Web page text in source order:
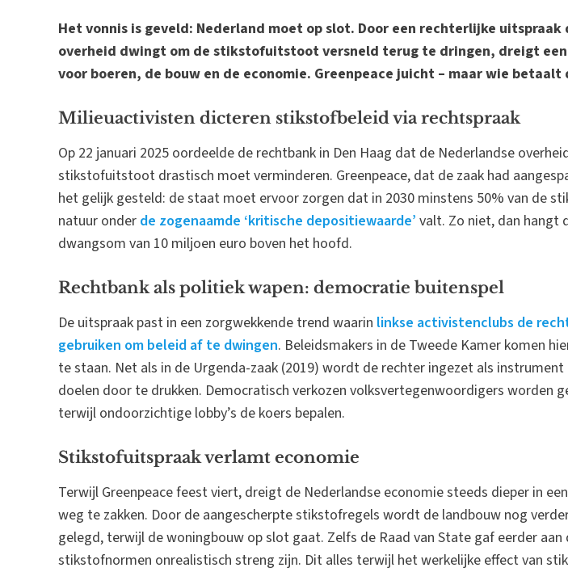
Het vonnis is geveld: Nederland moet op slot. Door een rechterlijke uitspraak
overheid dwingt om de stikstofuitstoot versneld terug te dringen, dreigt
voor boeren, de bouw en de economie. Greenpeace juicht – maar wie betaalt
Milieuactivisten dicteren stikstofbeleid via rechtspraak
Op 22 januari 2025 oordeelde de rechtbank in Den Haag dat de Nederlandse
stikstofuitstoot drastisch moet verminderen. Greenpeace, dat de zaak had
het gelijk gesteld: de staat moet ervoor zorgen dat in 2030 minstens 50% van de
natuur onder de zogenaamde ‘kritische depositiewaarde’ valt. Zo niet, dan hangt
dwangsom van 10 miljoen euro boven het hoofd.
Rechtbank als politiek wapen: democratie buitenspel
De uitspraak past in een zorgwekkende trend waarin linkse activistenclubs de
gebruiken om beleid af te dwingen. Beleidsmakers in de Tweede Kamer komen
te staan. Net als in de Urgenda-zaak (2019) wordt de rechter ingezet als
doelen door te drukken. Democratisch verkozen volksvertegenwoordigers worden
terwijl ondoorzichtige lobby’s de koers bepalen.
Stikstofuitspraak verlamt economie
Terwijl Greenpeace feest viert, dreigt de Nederlandse economie steeds dieper in
weg te zakken. Door de aangescherpte stikstofregels wordt de landbouw nog
gelegd, terwijl de woningbouw op slot gaat. Zelfs de Raad van State gaf eerder
stikstofnormen onrealistisch streng zijn. Dit alles terwijl het werkelijke effect van